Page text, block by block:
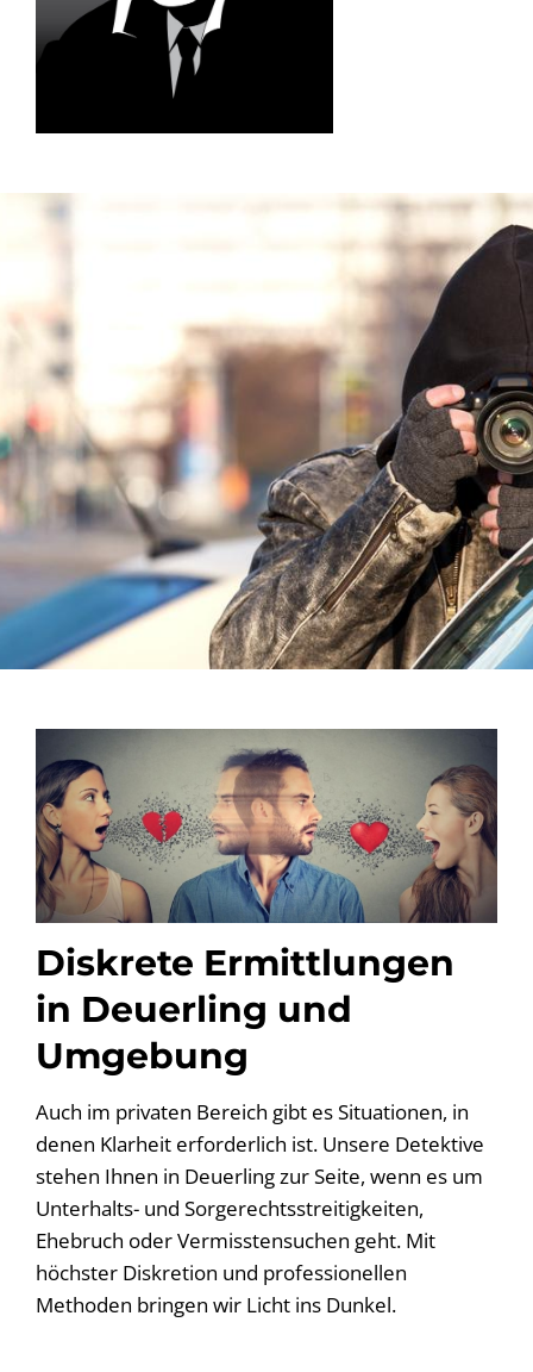
Diskrete Ermittlungen
in Deuerling und
Umgebung
Auch im privaten Bereich gibt es Situationen, in
denen Klarheit erforderlich ist. Unsere Detektive
stehen Ihnen in Deuerling zur Seite, wenn es um
Unterhalts- und Sorgerechtsstreitigkeiten,
Ehebruch oder Vermisstensuchen geht. Mit
höchster Diskretion und professionellen
Methoden bringen wir Licht ins Dunkel.